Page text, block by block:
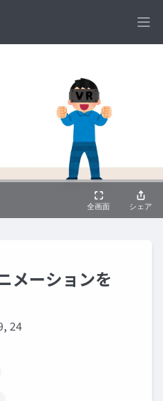
メーションを
24